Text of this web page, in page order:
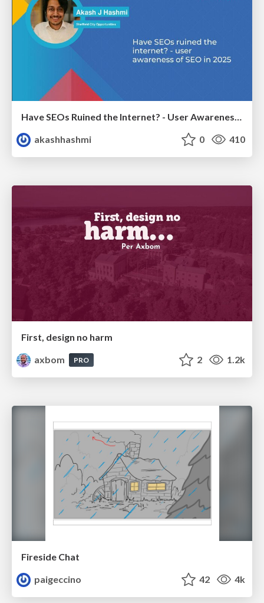
Have SEOs Ruined the Internet? - User Awareness of SEO in 2025
akashhashmi
0 410
First, design no harm
axbom
PRO 2 1.2k
Fireside Chat
paigeccino
42 4k